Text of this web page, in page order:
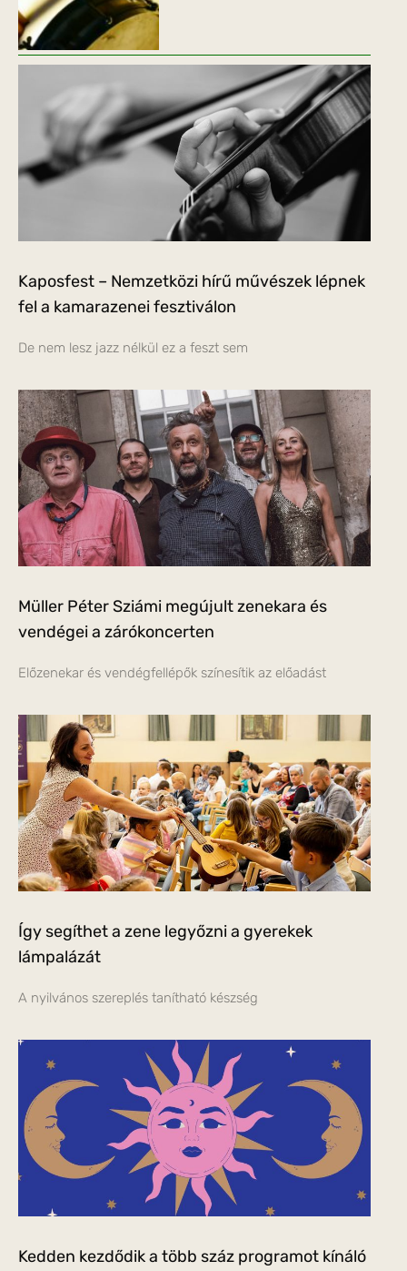
Kaposfest – Nemzetközi hírű művészek lépnek
fel a kamarazenei fesztiválon
De nem lesz jazz nélkül ez a feszt sem
Müller Péter Sziámi megújult zenekara és
vendégei a zárókoncerten
Előzenekar és vendégfellépők színesítik az előadást
Így segíthet a zene legyőzni a gyerekek
lámpalázát
A nyilvános szereplés tanítható készség
Kedden kezdődik a több száz programot kínáló